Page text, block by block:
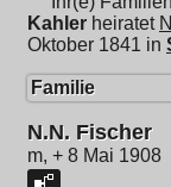
Kahler heiratet
Oktober 1841 in
Familie
N.N. Fischer
m, + 8 Mai 1908